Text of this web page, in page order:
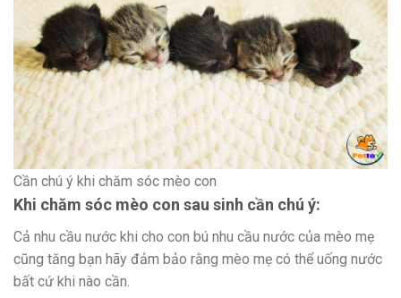
Cần chú ý khi chăm sóc mèo con
Khi chăm sóc mèo con sau sinh cần chú ý:
Cả nhu cầu nước khi cho con bú nhu cầu nước của mèo mẹ
cũng tăng bạn hãy đảm bảo rằng mèo mẹ có thể uống nước
bất cứ khi nào cần.